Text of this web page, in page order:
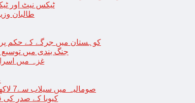
ٹیکس نیٹ اور
طالبان
< > کوہستان میں جرگے کے حکم
جنگ بندی میں توسیع
غزہ میں
صومالیہ میں سیلاب سے7 لاکھ افراد بے گھر،بڑے پیمانے پر زرعی زمین تباہ، پل بھی بہہ گئے
کیوبا کے صدر کی